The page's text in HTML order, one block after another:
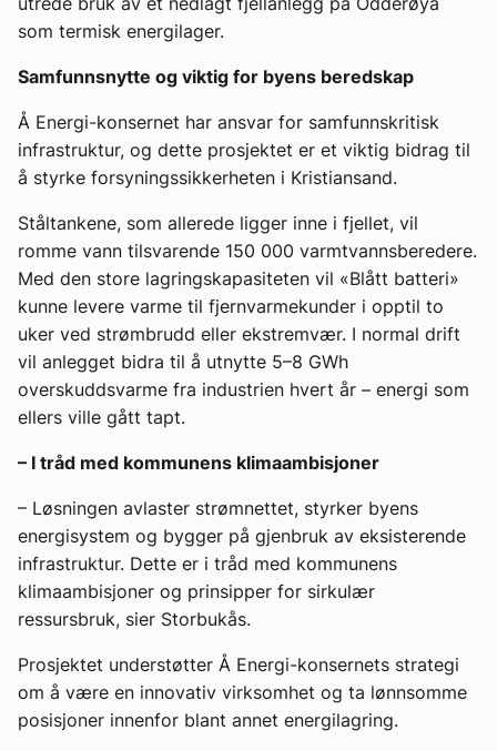
som termisk energilager.
Samfunnsnytte og viktig for byens beredskap
Å Energi-konsernet har ansvar for samfunnskritisk
infrastruktur, og dette prosjektet er et viktig bidrag til
å styrke forsyningssikkerheten i Kristiansand.
Ståltankene, som allerede ligger inne i fjellet, vil
romme vann tilsvarende 150 000 varmtvannsberedere.
Med den store lagringskapasiteten vil «Blått batteri»
kunne levere varme til fjernvarmekunder i opptil to
uker ved strømbrudd eller ekstremvær. I normal drift
vil anlegget bidra til å utnytte 5–8 GWh
overskuddsvarme fra industrien hvert år – energi som
ellers ville gått tapt.
– I tråd med kommunens klimaambisjoner
– Løsningen avlaster strømnettet, styrker byens
energisystem og bygger på gjenbruk av eksisterende
infrastruktur. Dette er i tråd med kommunens
klimaambisjoner og prinsipper for sirkulær
ressursbruk, sier Storbukås.
Prosjektet understøtter Å Energi-konsernets strategi
om å være en innovativ virksomhet og ta lønnsomme
posisjoner innenfor blant annet energilagring.